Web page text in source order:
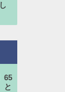
65
と